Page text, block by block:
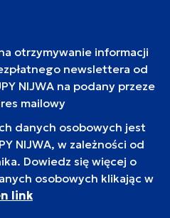
otrzymywanie informacji
newslettera od
NIJWA na podany przeze
mailowy
danych osobowych jest
NIJWA, w zależności od
Dowiedz się więcej o
osobowych klikając w
link